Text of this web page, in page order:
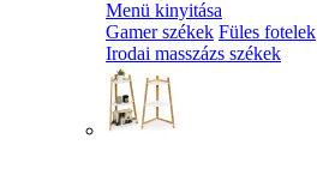
Menü kinyitása
Gamer székek Füles fotelek
Irodai masszázs székek